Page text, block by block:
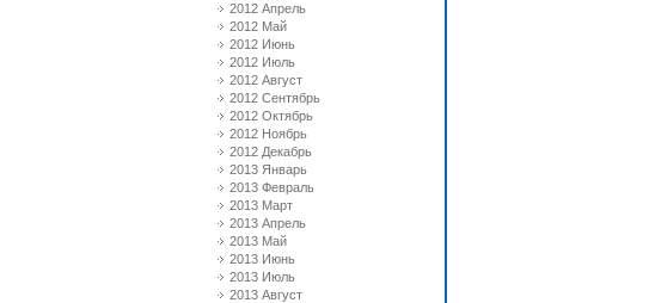
2012 Апрель
2012 Май
2012 Июнь
2012 Июль
2012 Август
2012 Сентябрь
2012 Октябрь
2012 Ноябрь
2012 Декабрь
2013 Январь
2013 Февраль
2013 Март
2013 Апрель
2013 Май
2013 Июнь
2013 Июль
2013 Август